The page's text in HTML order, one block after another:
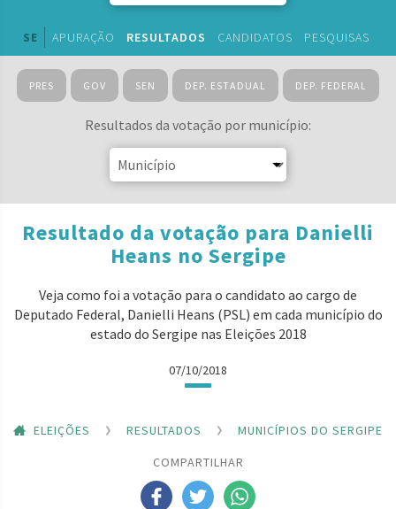
SE APURAÇÃO RESULTADOS CANDIDATOS PESQUISAS
PRES GOV SEN DEP. ESTADUAL DEP. FEDERAL
Resultados da votação por município:
Resultado da votação para Danielli
Heans no Sergipe
Veja como foi a votação para o candidato ao cargo de
Deputado Federal, Danielli Heans (PSL) em cada município do
estado do Sergipe nas Eleições 2018
07/10/2018
ELEIÇÕES RESULTADOS
MUNICÍPIOS DO SERGIPE
COMPARTILHAR